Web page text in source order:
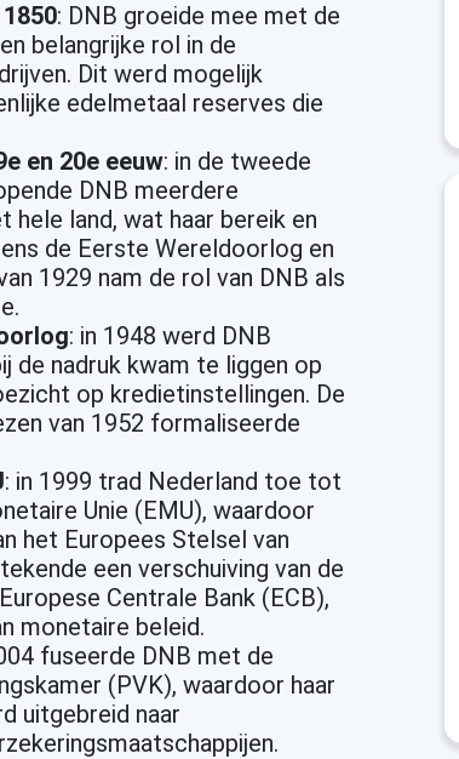
: DNB groeide mee met de
belangrijke rol in de
Dit werd mogelijk
edelmetaal reserves die
en 20e eeuw: in de tweede
DNB meerdere
hele land, wat haar bereik en
de Eerste Wereldoorlog en
1929 nam de rol van DNB als
: in 1948 werd DNB
de nadruk kwam te liggen op
op kredietinstellingen. De
van 1952 formaliseerde
: in 1999 trad Nederland toe tot
Unie (EMU), waardoor
het Europees Stelsel van
een verschuiving van de
Centrale Bank (ECB),
monetaire beleid.
fuseerde DNB met de
(PVK), waardoor haar
uitgebreid naar